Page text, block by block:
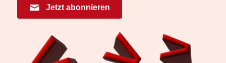
Jetzt abonnieren